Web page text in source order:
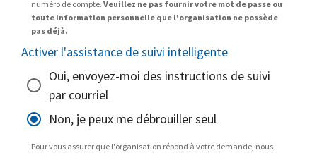
numéro de compte. Veuillez ne pas fournir votre mot de passe ou
toute information personnelle que l'organisation ne possède
pas déjà.
Activer l'assistance de suivi intelligente
Oui, envoyez-moi des instructions de suivi
par courriel
Non, je peux me débrouiller seul
Pour vous assurer que l'organisation répond à votre demande, nous